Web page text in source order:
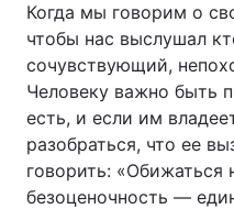
Когда мы говорим о
чтобы нас выслушал
сочувствующий,
Человеку важно быть
есть, и если им
разобраться, что ее
говорить: «Обижаться
безоценочность —